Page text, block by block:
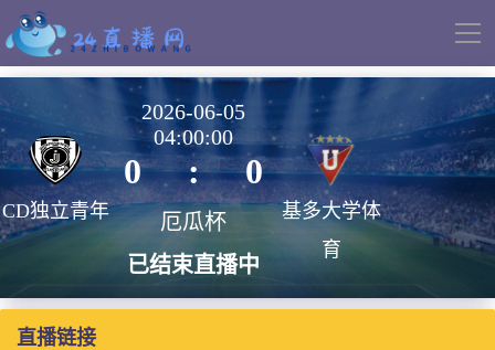
导
CD独立青年
2026-06-05
04:00:00
0 : 0
厄瓜杯
已结束直播中
基多大学体
育
直播链接